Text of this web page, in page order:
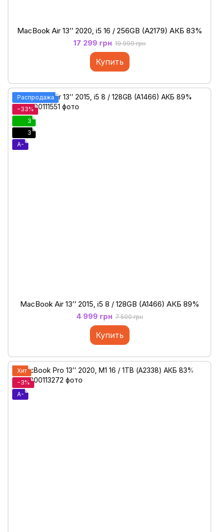
MacBook Air 13’’ 2020, i5 16 / 256GB (A2179) АКБ 83%
17 299 грн 19 999 грн
Купить
Распродажа
−33%
3
3
A-
MacBook Air 13’’ 2015, i5 8 / 128GB (A1466) АКБ 89%
4 999 грн 7 500 грн
Купить
Хит
−3%
A-